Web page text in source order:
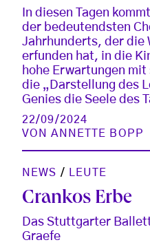
In diesen Tagen
der bedeutendsten
Jahrhunderts, der die
erfunden hat, in die
hohe Erwartungen
die „Darstellung des
Genies die Seele des
22/09/2024
VONANNETTE BOPP
NEWS / LEUTE
Crankos Erbe
Das Stuttgarter
Graefe